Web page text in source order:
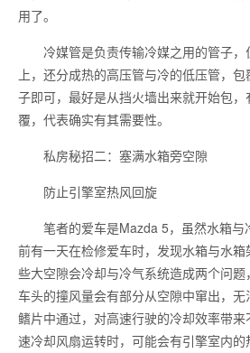
用了。
冷媒管是负责传输冷媒之用的管子，
上，还分成热的高压管与冷的低压管，
子即可，最好是从挡火墙出来就开始包
覆，代表确实有其需要性。
私房秘招二：塞满水箱旁空隙
防止引擎室热风回旋
笔者的爱车是Mazda 5，虽然水箱与
前有一天在检修爱车时，发现水箱与水
些大空隙会冷却与冷气系统造成两个问题
车头的撞风量会有部分从空隙中窜出，
鳍片中通过，对高速行驶的冷却效率带
速冷却风扇运转时，可能会有引擎室内